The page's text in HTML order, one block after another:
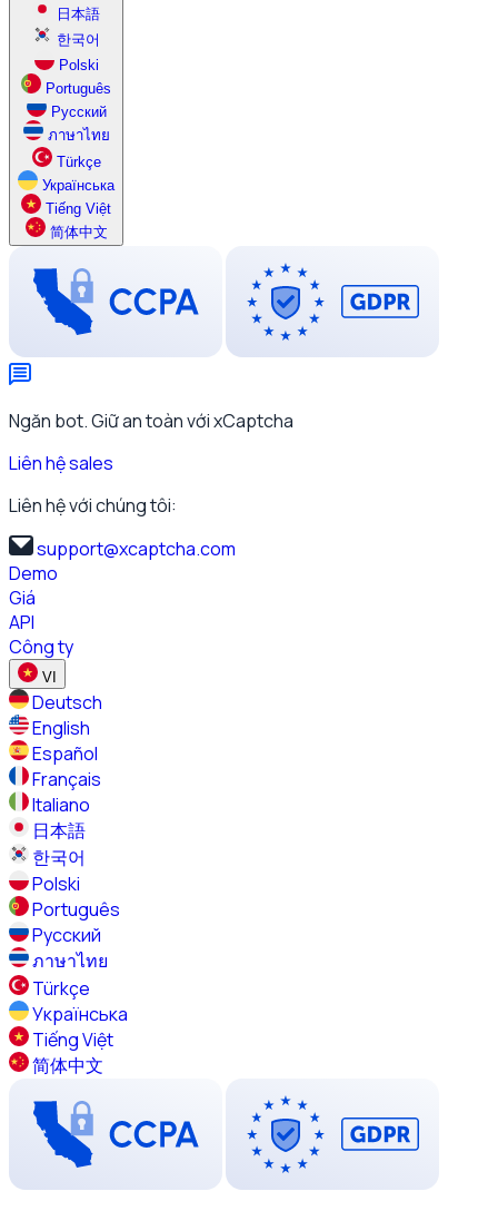
日本語
한국어
Polski
Português
Русский
ภาษาไทย
Türkçe
Українська
Tiếng Việt
简体中文
Ngăn bot. Giữ an toàn với xCaptcha
Liên hệ sales
Liên hệ với chúng tôi:
support@xcaptcha.com
Demo
Giá
API
Công ty
VI
Deutsch
English
Español
Français
Italiano
日本語
한국어
Polski
Português
Русский
ภาษาไทย
Türkçe
Українська
Tiếng Việt
简体中文